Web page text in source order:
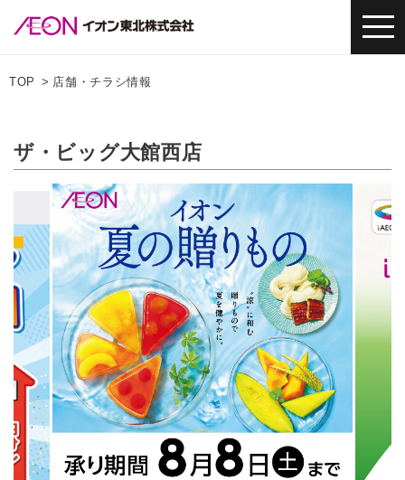
TOP 店舗・チラシ情報
ザ・ビッグ大館西店